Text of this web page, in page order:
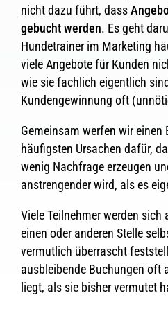
nicht dazu führt, dass
gebucht werden. Es geht
Hundetrainer im Marketing
viele Angebote für Kunden
wie sie fachlich eigentlich
Kundengewinnung oft
Gemeinsam werfen wir einen
häufigsten Ursachen dafür,
wenig Nachfrage erzeugen
anstrengender wird, als es
Viele Teilnehmer werden sich
einen oder anderen Stelle
vermutlich überrascht
ausbleibende Buchungen oft
liegt, als sie bisher vermutet